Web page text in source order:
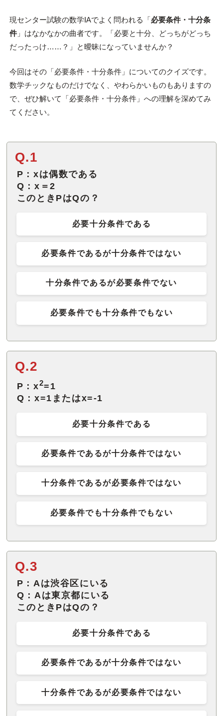
現センター試験の数学ⅠAでよく問われる「必要条件・十分条
件」はなかなかの曲者です。「必要と十分、どっちがどっち
だったっけ……？」と曖昧になっていませんか？
今回はその「必要条件・十分条件」についてのクイズです。
数学チックなものだけでなく、やわらかいものもありますの
で、ぜひ解いて「必要条件・十分条件」への理解を深めてみ
てください。
Q.1
P：xは偶数である
Q：x＝2
このときPはQの？
必要十分条件である
必要条件であるが十分条件ではない
十分条件であるが必要条件でない
必要条件でも十分条件でもない
Q.2
P：x2=1
Q：x=1またはx=-1
必要十分条件である
必要条件であるが十分条件ではない
十分条件であるが必要条件ではない
必要条件でも十分条件でもない
Q.3
P：Aは渋谷区にいる
Q：Aは東京都にいる
このときPはQの？
必要十分条件である
必要条件であるが十分条件ではない
十分条件であるが必要条件ではない